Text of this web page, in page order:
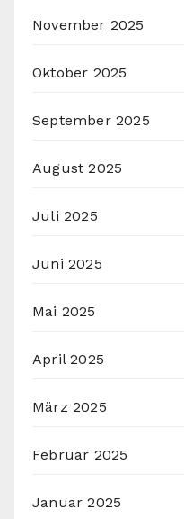
November 2025
Oktober 2025
September 2025
August 2025
Juli 2025
Juni 2025
Mai 2025
April 2025
März 2025
Februar 2025
Januar 2025